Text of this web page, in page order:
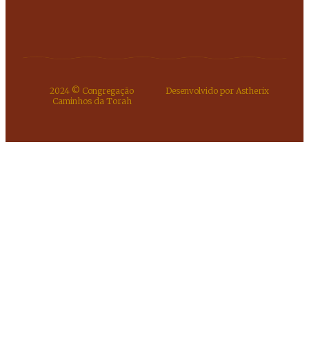
2024 © Congregação
Caminhos da Torah
Desenvolvido por Astherix